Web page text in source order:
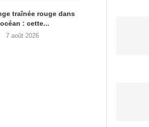
traînée rouge dans
: cette...
7 août 2026